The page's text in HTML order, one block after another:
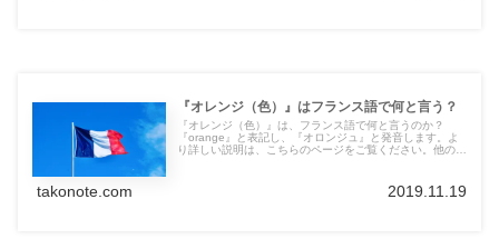
『オレンジ（色）』はフランス語で何と言う？
『オレンジ（色）』は、フランス語で何と言うのか？
『orange』と表記し、『オロンジュ』と発音します。よ
り詳しい説明は、こちらのページをご覧ください。他の言
takonote.com 2019.11.19